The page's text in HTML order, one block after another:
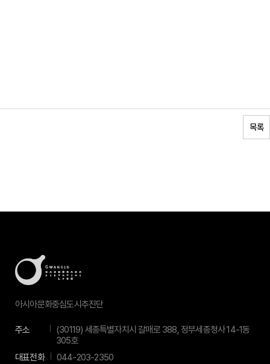
목록
아시아문화중심도시추진단
주소
(30119) 세종특별자치시 갈매로 388, 정부세종청사 14-1동
305호
대표전화
044-203-2350